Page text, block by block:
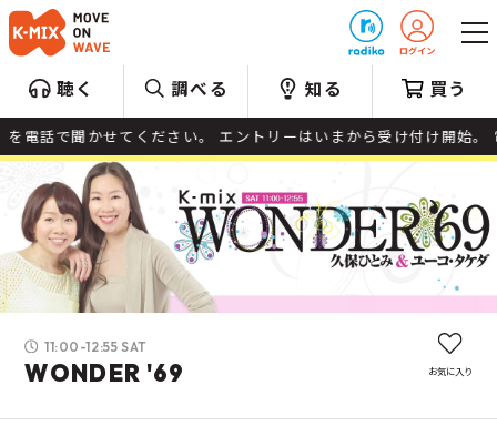
聴く 調べる 知る 買う
かせてください。 エントリーはいまから受け付け開始
11:00-12:55 SAT
WONDER '69 お気に入り